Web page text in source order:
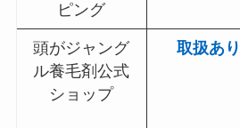
ピング
頭がジャング
ル養毛剤公式
ショップ
取扱あり